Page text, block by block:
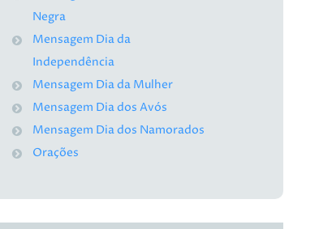
Negra
Mensagem Dia da
Independência
Mensagem Dia da Mulher
Mensagem Dia dos Avós
Mensagem Dia dos Namorados
Orações